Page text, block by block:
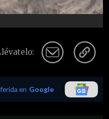
en Google